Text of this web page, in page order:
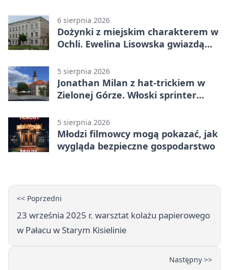
6 sierpnia 2026
Dożynki z miejskim charakterem w
Ochli. Ewelina Lisowska gwiazdą
5 sierpnia 2026
Jonathan Milan z hat-trickiem w
Zielonej Górze. Włoski sprinter
5 sierpnia 2026
Młodzi filmowcy mogą pokazać, jak
wygląda bezpieczne gospodarstwo
<< Poprzedni
23 września 2025 r. warsztat kolażu papierowego
w Pałacu w Starym Kisielinie
Następny >>